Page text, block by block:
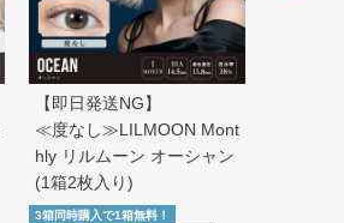
【即日発送NG】
≪度なし≫LILMOON Mont
hly リルムーン オーシャン
(1箱2枚入り)
3箱同時購入で1箱無料！